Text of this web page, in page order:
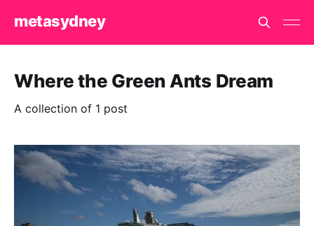
metasydney
Where the Green Ants Dream
A collection of 1 post